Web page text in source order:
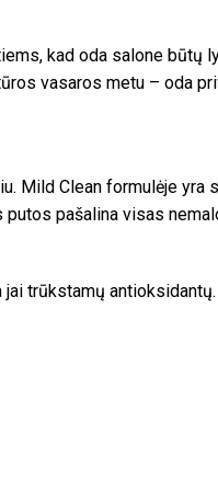
kad oda salone būtų
vasaros metu – oda
Mild Clean formulėje
pašalina visas
trūkstamų